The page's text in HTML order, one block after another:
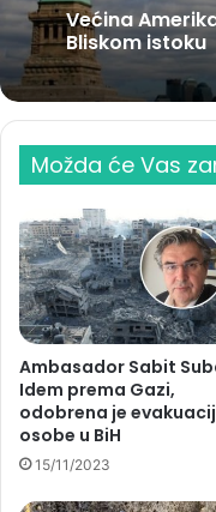
Većina
Bliskom istoku
Možda će Vas
Ambasador Sabit
Idem prema Gazi,
odobrena je
osobe u BiH
15/11/2023